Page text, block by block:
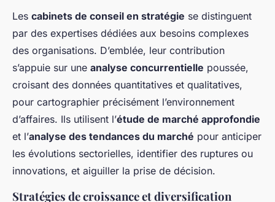
Les cabinets de conseil en stratégie se distinguent
par des expertises dédiées aux besoins complexes
des organisations. D’emblée, leur contribution
s’appuie sur une analyse concurrentielle poussée,
croisant des données quantitatives et qualitatives,
pour cartographier précisément l’environnement
d’affaires. Ils utilisent l’étude de marché approfondie
et l’analyse des tendances du marché pour anticiper
les évolutions sectorielles, identifier des ruptures ou
innovations, et aiguiller la prise de décision.
Stratégies de croissance et diversification